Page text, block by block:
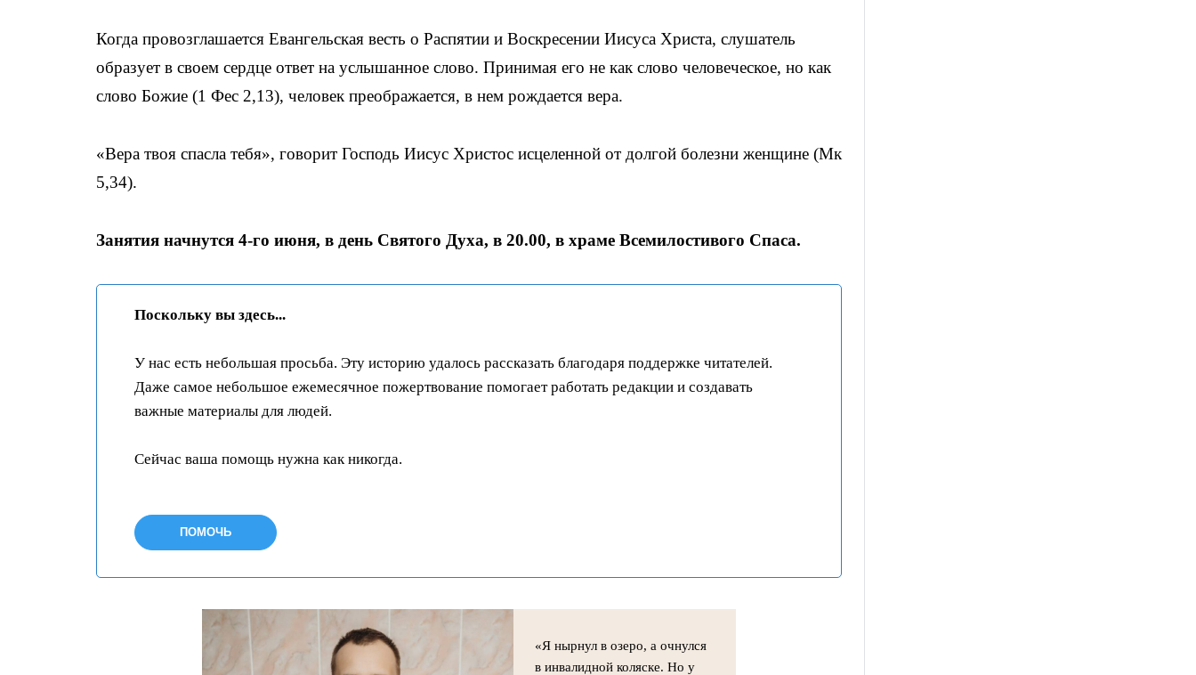
Когда провозглашается Евангельская весть о Распятии и Воскресении Иисуса Христа, слушатель
образует в своем сердце ответ на услышанное слово. Принимая его не как слово человеческое, но как
слово Божие (1 Фес 2,13), человек преображается, в нем рождается вера.
«Вера твоя спасла тебя», говорит Господь Иисус Христос исцеленной от долгой болезни женщине (Мк
5,34).
Занятия начнутся 4-го июня, в день Святого Духа, в 20.00, в храме Всемилостивого Спаса.
Поскольку вы здесь...
У нас есть небольшая просьба. Эту историю удалось рассказать благодаря поддержке читателей.
Даже самое небольшое ежемесячное пожертвование помогает работать редакции и создавать
важные материалы для людей.
Сейчас ваша помощь нужна как никогда.
ПОМОЧЬ
«Я нырнул в озеро, а очнулся
в инвалидной коляске. Но у